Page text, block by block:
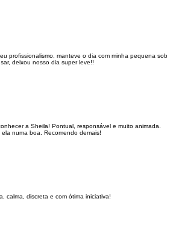
profissionalismo, manteve o dia com minha pequena sob
deixou nosso dia super leve!!
a Sheila! Pontual, responsável e muito animada.
numa boa. Recomendo demais!
calma, discreta e com ótima iniciativa!